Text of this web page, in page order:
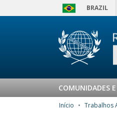
BRAZIL
COMUNIDADES
Início Trabalhos